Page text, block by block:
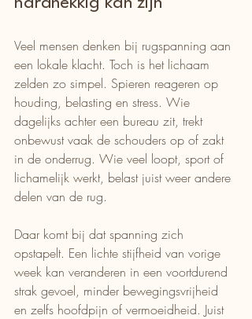
Veel mensen denken bij rugspanning aan
een lokale klacht. Toch is het lichaam
zelden zo simpel. Spieren reageren op
houding, belasting en stress. Wie
dagelijks achter een bureau zit, trekt
onbewust vaak de schouders op of zakt
in de onderrug. Wie veel loopt, sport of
lichamelijk werkt, belast juist weer andere
delen van de rug.
Daar komt bij dat spanning zich
opstapelt. Een lichte stijfheid van vorige
week kan veranderen in een voortdurend
strak gevoel, minder bewegingsvrijheid
en zelfs hoofdpijn of vermoeidheid. Juist